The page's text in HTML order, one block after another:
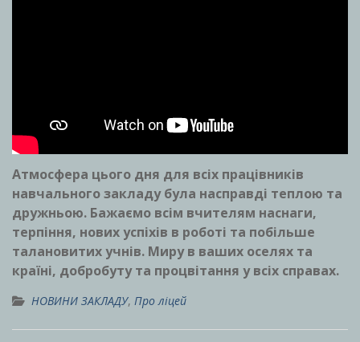
Атмосфера цього дня для всіх працівників
навчального закладу була насправді теплою та
дружньою. Бажаємо всім вчителям наснаги,
терпіння, нових успіхів в роботі та побільше
талановитих учнів. Миру в ваших оселях та
країні, добробуту та процвітання у всіх справах.
НОВИНИ ЗАКЛАДУ, Про ліцей